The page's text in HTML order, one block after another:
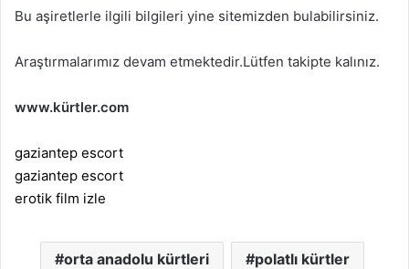
Bu aşiretlerle ilgili bilgileri yine sitemizden bulabilirsiniz.
Araştırmalarımız devam etmektedir.Lütfen takipte kalınız.
www.kürtler.com
gaziantep escort
gaziantep escort
erotik film izle
orta anadolu kürtleri polatlı kürtler